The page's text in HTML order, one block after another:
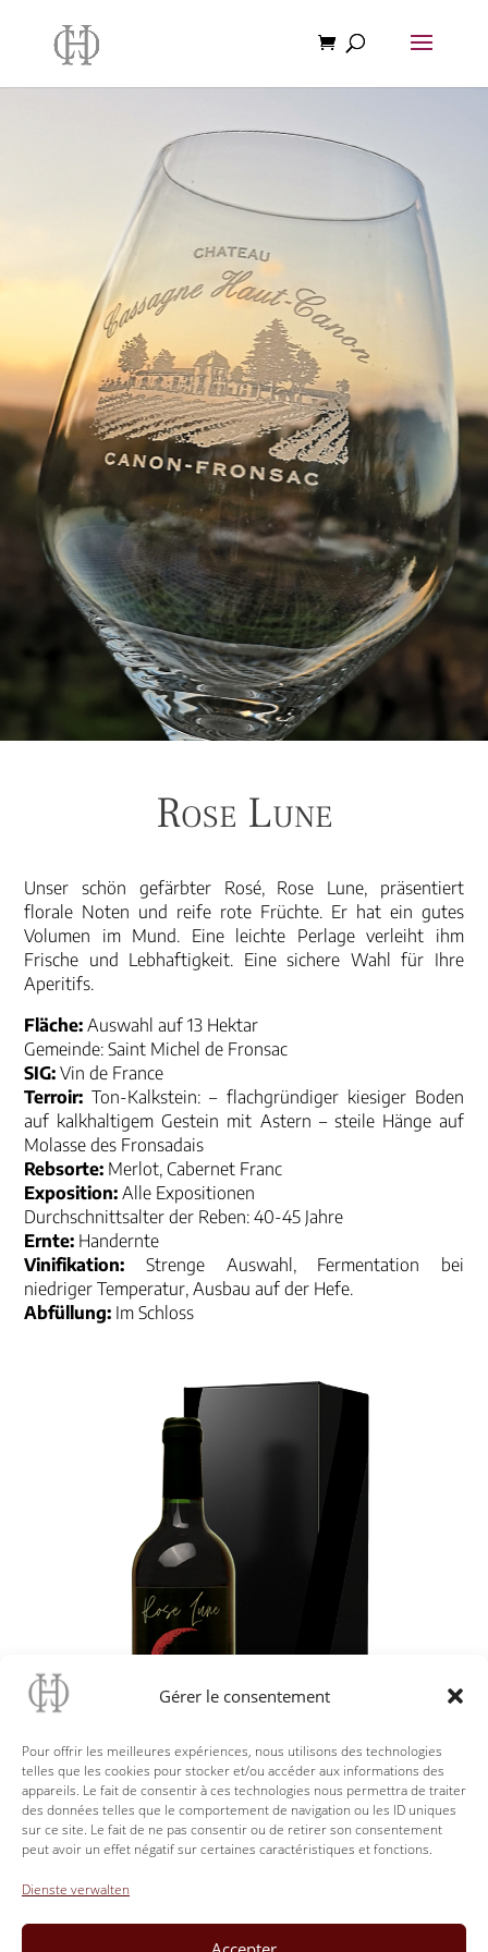
Gérer le consentement
Pour offrir les meilleures expériences, nous utilisons des technologies
telles que les cookies pour stocker et/ou accéder aux informations des
appareils. Le fait de consentir à ces technologies nous permettra de traiter
des données telles que le comportement de navigation ou les ID uniques
sur ce site. Le fait de ne pas consentir ou de retirer son consentement
peut avoir un effet négatif sur certaines caractéristiques et fonctions.
Dienste verwalten
Rose Lune
Unser schön gefärbter Rosé, Rose Lune, präsentiert
florale Noten und reife rote Früchte. Er hat ein gutes
Volumen im Mund. Eine leichte Perlage verleiht ihm
Frische und Lebhaftigkeit. Eine sichere Wahl für Ihre
Aperitifs.
Fläche: Auswahl auf 13 Hektar
Gemeinde: Saint Michel de Fronsac
SIG: Vin de France
Terroir: Ton-Kalkstein: – flachgründiger kiesiger Boden
auf kalkhaltigem Gestein mit Astern – steile Hänge auf
Molasse des Fronsadais
Rebsorte: Merlot, Cabernet Franc
Exposition: Alle Expositionen
Durchschnittsalter der Reben: 40-45 Jahre
Ernte: Handernte
Vinifikation: Strenge Auswahl, Fermentation bei
niedriger Temperatur, Ausbau auf der Hefe.
Abfüllung: Im Schloss